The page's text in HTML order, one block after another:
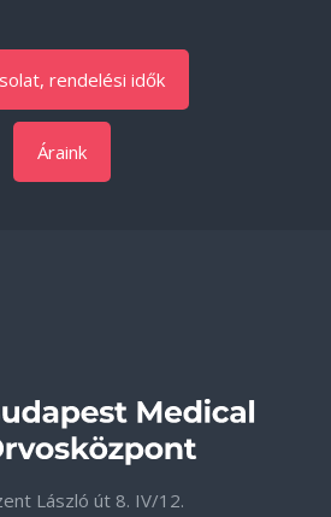
rendelési idők
Áraink
László út 8. IV/12.